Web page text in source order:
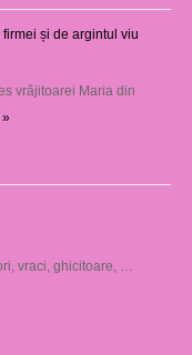
și de argintul viu
vrăjitoarei Maria din
»
vraci, ghicitoare, …